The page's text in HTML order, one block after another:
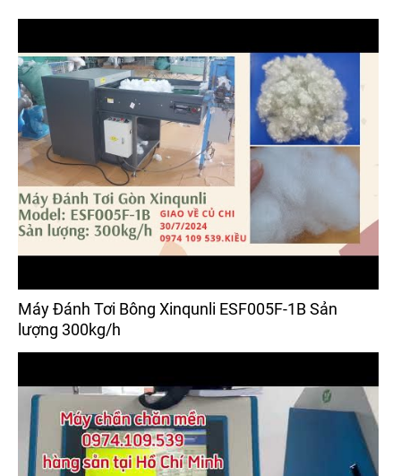
Máy Đánh Tơi Bông Xinqunli ESF005F-1B Sản
lượng 300kg/h